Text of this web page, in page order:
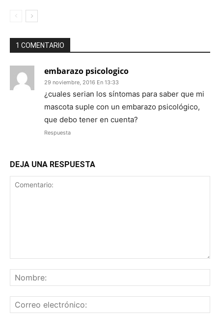
1 COMENTARIO
embarazo psicologico
29 noviembre, 2016 En 13:33
¿cuales serian los síntomas para saber que mi
mascota suple con un embarazo psicológico,
que debo tener en cuenta?
Respuesta
DEJA UNA RESPUESTA